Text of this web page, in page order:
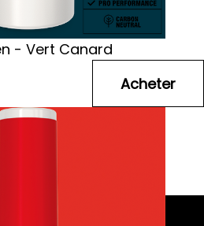
- Vert Canard